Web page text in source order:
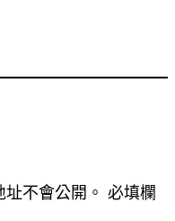
不會公開。 必填欄